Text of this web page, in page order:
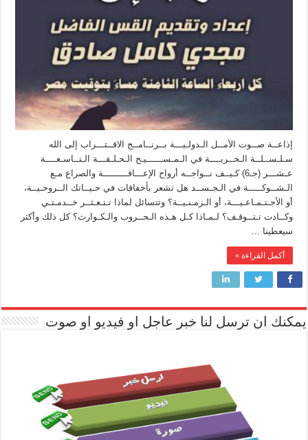
إذاعــة صــوت الأمــل الـدولـيـــة بــرنــامــج الاقــتـــراب إلى الله
سـلـســلــة الـحــريــــة في الـمـســــــيـح الـحـلـقـــة الـتــاسـعــــة
عـشـــر (جـ6) كـيــف نــواجــه أرواح الإعـــاقـــــــــة والصراع مـع
الـشــوكـــــة في الـجـســد هل تشعر بأخفاقات في حـيــاتك الــروحـيــة،
أو الأجـتـمـاعـيـــة، أو الـزمـنـيــة؟ وتتسائل لماذا تـتـعـثــر خــدمـتـي
وكــادت تـتــوقـف؟ لـمـاذا كـل هـذه الـحــروب والـكـوارث؟ كل ذلك وأكثر
سيعطينا …
أكمل القراءة »
يمكنك ان ترسل لنا خبر عاجل او فيديو او صوت